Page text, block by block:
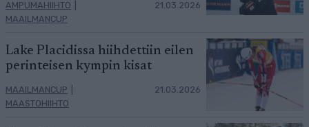
AMPUMAHIIHTO
MAAILMANCUP
21.03.2026
Lake Placidissa hiihdettiin eilen
perinteisen kympin kisat
MAAILMANCUP
MAASTOHIIHTO
21.03.2026